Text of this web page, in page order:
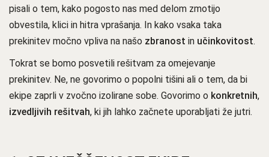
pisali o tem, kako pogosto nas med delom zmotijo
obvestila, klici in hitra vprašanja. In kako vsaka taka
prekinitev močno vpliva na našo zbranost in učinkovitost.
Tokrat se bomo posvetili rešitvam za omejevanje
prekinitev. Ne, ne govorimo o popolni tišini ali o tem, da bi
ekipe zaprli v zvočno izolirane sobe. Govorimo o konkretnih,
izvedljivih rešitvah, ki jih lahko začnete uporabljati že jutri.